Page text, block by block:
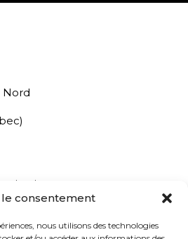
consentement
nous utilisons des technologies
Nord